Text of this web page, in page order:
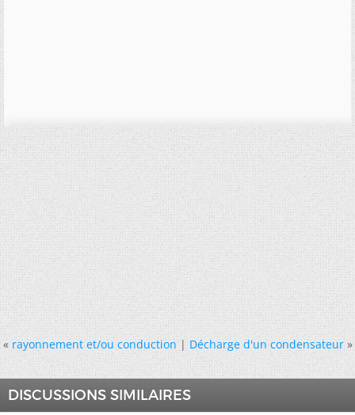
« rayonnement et/ou conduction|Décharge d'un condensateur »
DISCUSSIONS SIMILAIRES